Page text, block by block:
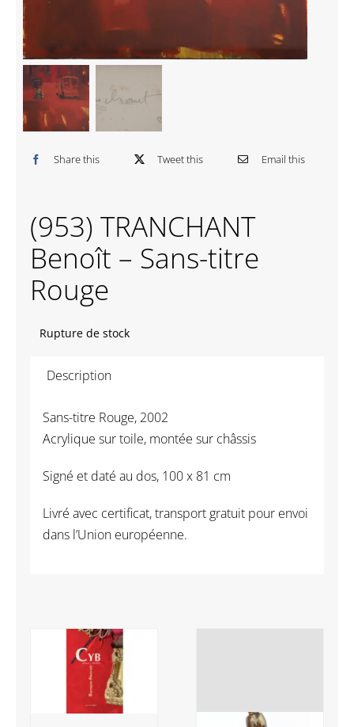
Contactez-nous
Share this Tweet this Email this
(953) TRANCHANT
Benoît – Sans-titre
Rouge
Rupture de stock
Description
Sans-titre Rouge, 2002
Acrylique sur toile, montée sur châssis
Signé et daté au dos, 100 x 81 cm
Livré avec certificat, transport gratuit pour envoi
dans l’Union européenne.